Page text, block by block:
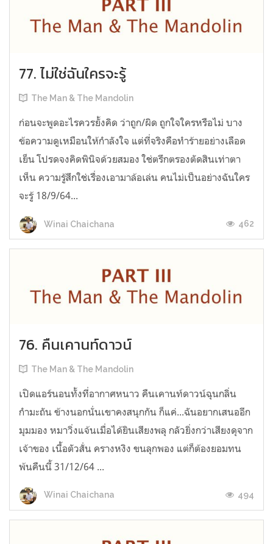
77. ไม่ใช่ฉันใครจะรู้
The Man & The Mandolin
ก่อนจะพูดอะไรควรยั้งคิด ว่าถูก/ผิด ถูกใจใครหรือไม่ บาง
ข้อความดูเหมือนให้กำลังใจ แต่ที่จริงคือทำร้ายอย่างเลือด
เย็น โปรดจงคิดพินิจด้วยสมอง ใช่ตรึกตรองตัดสินเท่าตา
เห็น ความรู้สึกใช่เรื่องเอามาล้อเล่น คนไม่เป็นอย่างฉันใคร
จะรู้ 18/9/64...
Winai Chaichana 462
76. คืนเคานท์ดาวน์
The Man & The Mandolin
เปิดแอร์นอนทั้งที่อากาศหนาว คืนเคานท์ดาวน์ฉุนกลิ่น
กำมะถัน ข้างนอกนั่นเขาคงสนุกกัน ก็แค่...ฉันอยากเสนออีก
มุมมอง หมาวิ่งแจ้นเมื่อได้ยินเสียงพลุ กลัวยิ่งกว่าเสียงดุจาก
เจ้าของ เนื้อตัวสั่น ครางหงิง ขนลุกพอง แต่ก็ต้องยอมทน
พ้นคืนนี้ 31/12/64 ...
Winai Chaichana 494